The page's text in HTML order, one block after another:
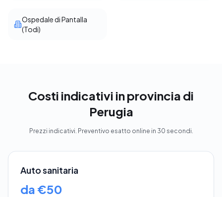
Ospedale di Pantalla
(Todi)
Costi indicativi in provincia di
Perugia
Prezzi indicativi. Preventivo esatto online in 30 secondi.
Auto sanitaria
da €50